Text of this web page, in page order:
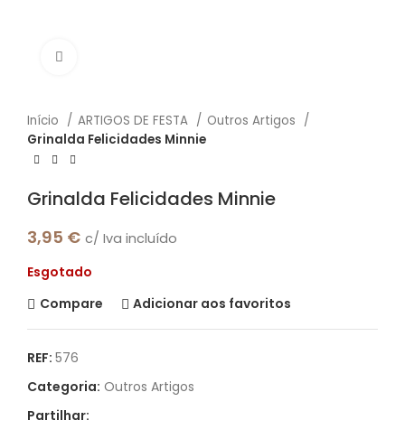
Início ARTIGOS DE FESTA
Outros Artigos
Grinalda Felicidades Minnie
Grinalda Felicidades Minnie
3,95 € c/ Iva incluído
Esgotado
Compare
Adicionar aos favoritos
REF: 576
Categoria: Outros Artigos
Partilhar: